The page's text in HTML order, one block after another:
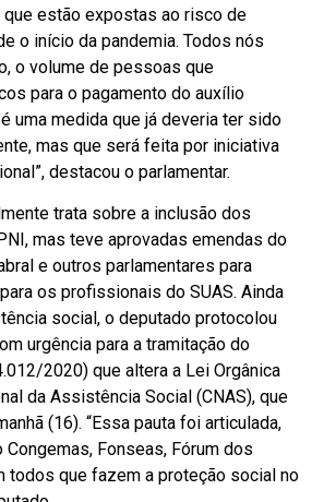
estão expostas ao risco de
o início da pandemia. Todos nós
o volume de pessoas que
para o pagamento do auxílio
uma medida que já deveria ter sido
mas que será feita por iniciativa
destacou o parlamentar.
trata sobre a inclusão dos
mas teve aprovadas emendas do
e outros parlamentares para
os profissionais do SUAS. Ainda
social, o deputado protocolou
urgência para a tramitação do
2020) que altera a Lei Orgânica
da Assistência Social (CNAS), que
(16). “Essa pauta foi articulada,
Congemas, Fonseas, Fórum dos
todos que fazem a proteção social no